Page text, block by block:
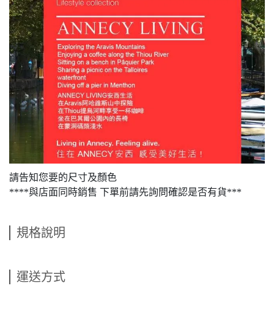
請告知您要的尺寸及顏色
****與店面同時銷售 下單前請先詢問確認是否有貨***
規格說明
運送方式